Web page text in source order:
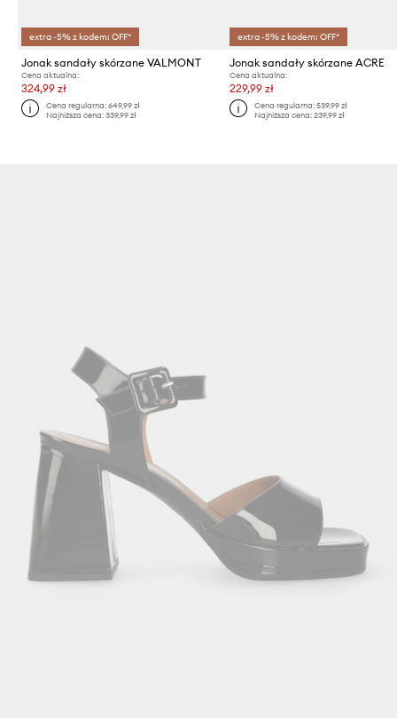
extra -5% z kodem: OFF*
Jonak sandały skórzane VALMONT
Cena aktualna:
324,99 zł
Cena regularna:649,99 zł
Najniższa cena:339,99 zł
extra -5% z kodem: OFF*
Jonak sandały skórzane ACRE
Cena aktualna:
229,99 zł
Cena regularna: 539,99 zł
Najniższa cena: 239,99 zł